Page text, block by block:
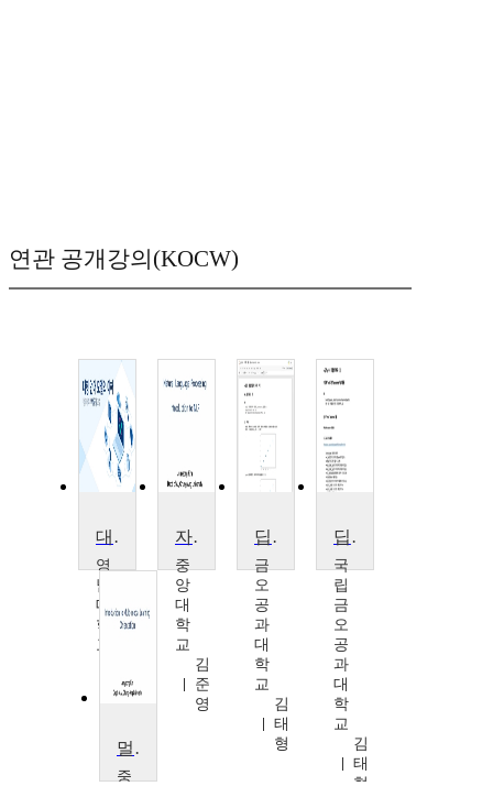
연관 공개강의(KOCW)
대형언어모델의 기초
영
남
대
학
교
우
자연어처리
중
앙
대
학
교
김
준
영
딥러닝 생성 모델의 원리와 구현
금
오
공
과
대
학
교
김
태
형
딥러닝 생성 모델의 이해와 설계
국
립
금
오
공
과
대
학
교
김
태
형
멀티모달 학습 개론
중